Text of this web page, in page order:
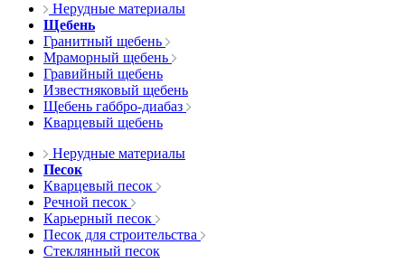
Нерудные материалы
Щебень
Гранитный щебень
Мраморный щебень
Гравийный щебень
Известняковый щебень
Щебень габбро-диабаз
Кварцевый щебень
Нерудные материалы
Песок
Кварцевый песок
Речной песок
Карьерный песок
Песок для строительства
Стеклянный песок